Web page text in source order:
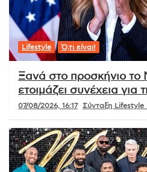
Lifestyle Ό,τι είναι!
Ξανά στο προσκήνιο το
ετοιμάζει συνέχεια για
07/08/2026, 16:17 Σύνταξη